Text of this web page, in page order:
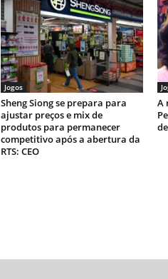
Jogos
Sheng Siong se prepara para
ajustar preços e mix de
produtos para permanecer
competitivo após a abertura da
RTS: CEO
A